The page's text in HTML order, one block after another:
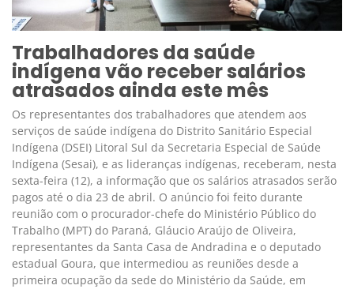
Trabalhadores da saúde
indígena vão receber salários
atrasados ainda este mês
Os representantes dos trabalhadores que atendem aos
serviços de saúde indígena do Distrito Sanitário Especial
Indígena (DSEI) Litoral Sul da Secretaria Especial de Saúde
Indígena (Sesai), e as lideranças indígenas, receberam, nesta
sexta-feira (12), a informação que os salários atrasados serão
pagos até o dia 23 de abril. O anúncio foi feito durante
reunião com o procurador-chefe do Ministério Público do
Trabalho (MPT) do Paraná, Gláucio Araújo de Oliveira,
representantes da Santa Casa de Andradina e o deputado
estadual Goura, que intermediou as reuniões desde a
primeira ocupação da sede do Ministério da Saúde, em